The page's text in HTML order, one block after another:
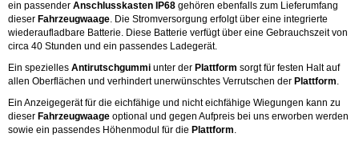
ein passender Anschlusskasten IP68 gehören ebenfalls zum Lieferumfang
dieser Fahrzeugwaage. Die Stromversorgung erfolgt über eine integrierte
wiederaufladbare Batterie. Diese Batterie verfügt über eine Gebrauchszeit von
circa 40 Stunden und ein passendes Ladegerät.
Ein spezielles Antirutschgummi unter der Plattform sorgt für festen Halt auf
allen Oberflächen und verhindert unerwünschtes Verrutschen der Plattform.
Ein Anzeigegerät für die eichfähige und nicht eichfähige Wiegungen kann zu
dieser Fahrzeugwaage optional und gegen Aufpreis bei uns erworben werden
sowie ein passendes Höhenmodul für die Plattform.